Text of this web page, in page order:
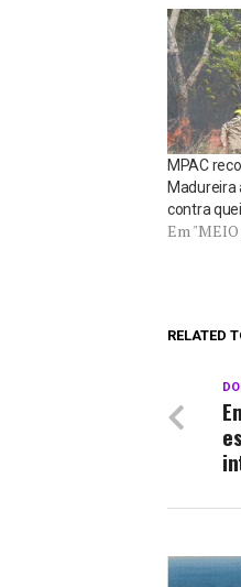
MPAC
Madureira
contra
Em
RELATED